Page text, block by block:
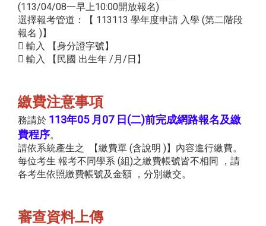
(113/04/08一早上10:00開放報名)
選擇報考管道：【 113113 學年度申請 入學 (第二階段
報名 )】
 輸入 【身分證字號】
 輸入 【民國 出生年 /月/日】
繳費注意事項
務請於 113年05 月07 日(二)前完成網路報名及繳
費程序。
請依系統產生之 【繳費單 (含說明 )】內容進行繳費。
每位考生 報考不同學系 (組)之繳費帳號皆不相同 ，請
各考生依照繳費帳號及金額 ，分別繳交。
審查資料上傳